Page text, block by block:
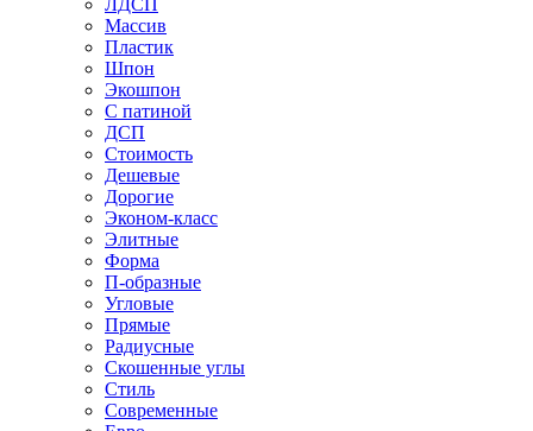
ЛДСП
Массив
Пластик
Шпон
Экошпон
С патиной
ДСП
Стоимость
Дешевые
Дорогие
Эконом-класс
Элитные
Форма
П-образные
Угловые
Прямые
Радиусные
Скошенные углы
Стиль
Современные